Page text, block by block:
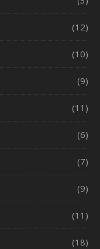
(12)
(10)
(9)
(11)
(6)
(7)
(9)
(11)
(18)